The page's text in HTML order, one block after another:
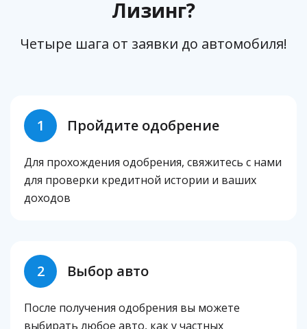
Лизинг?
Четыре шага от заявки до автомобиля!
1 Пройдите одобрение
Для прохождения одобрения, свяжитесь с нами
для проверки кредитной истории и ваших
доходов
2 Выбор авто
После получения одобрения вы можете
выбирать любое авто, как у частных